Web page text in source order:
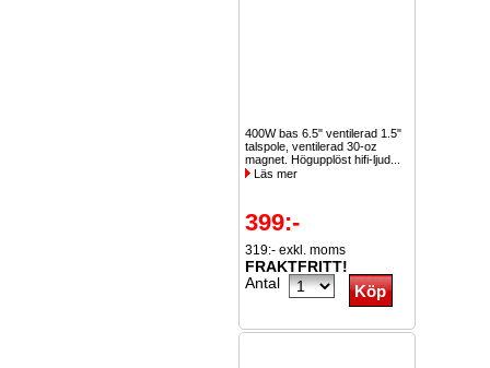
400W bas 6.5" ventilerad 1.5"
talspole, ventilerad 30-oz
magnet. Högupplöst hifi-ljud...
Läs mer
399:-
319:- exkl. moms
FRAKTFRITT!
Antal